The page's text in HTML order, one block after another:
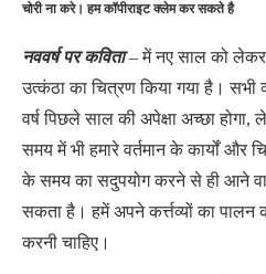
चोरी ना करे। हम कॉपीराइट क्लेम कर सकते है
नववर्ष पर कविता– में नए साल को
उत्कंठा का चित्रण किया गया है। सभी
वर्ष पिछले साल की अपेक्षा अच्छा
समय में भी हमारे वर्तमान के कार्यों और
के समय का सदुपयोग करने से ही आने
सकता है। हमें अपने कर्त्तव्यों का
करनी चाहिए।